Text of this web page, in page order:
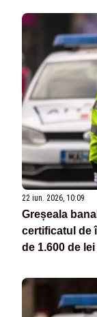
22 iun. 2026, 10:09
Greșeala
certificatul de
de 1.600 de lei